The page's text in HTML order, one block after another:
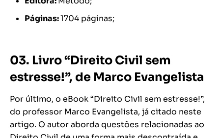
Páginas: ‎1704 páginas;
03. Livro “Direito Civil sem
estresse!”, de Marco Evangelista
Por último, o eBook “Direito Civil sem estresse!”,
do professor Marco Evangelista, já citado neste
artigo. O autor aborda questões relacionadas ao